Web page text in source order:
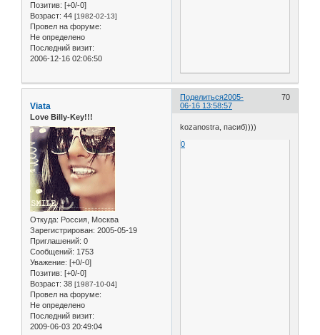
Позитив: [+0/-0]
Возраст: 44 [1982-02-13]
Провел на форуме:
Не определено
Последний визит:
2006-12-16 02:06:50
Поделиться 70
2005-
06-16 13:58:57
Viata
Love Billy-Key!!!
Откуда: Россия, Москва
Зарегистрирован: 2005-05-19
Приглашений: 0
Сообщений: 1753
Уважение: [+0/-0]
Позитив: [+0/-0]
Возраст: 38 [1987-10-04]
Провел на форуме:
Не определено
Последний визит:
2009-06-03 20:49:04
kozanostra, пасиб))))
0